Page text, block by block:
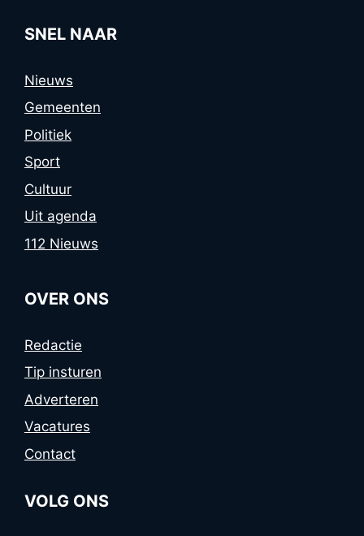
SNEL NAAR
Nieuws
Gemeenten
Politiek
Sport
Cultuur
Uit agenda
112 Nieuws
OVER ONS
Redactie
Tip insturen
Adverteren
Vacatures
Contact
VOLG ONS